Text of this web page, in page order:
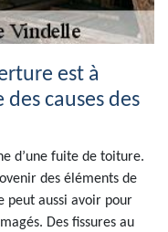
est à
causes des
d’une fuite de toiture.
des éléments de
peut aussi avoir pour
Des fissures au